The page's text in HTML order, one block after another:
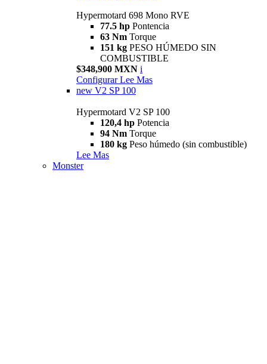
Hypermotard 698 Mono RVE
77.5 hp Pontencia
63 Nm Torque
151 kg PESO HÚMEDO SIN
COMBUSTIBLE
$348,900 MXN i
Configurar Lee Mas
new V2 SP 100
Hypermotard V2 SP 100
120,4 hp Potencia
94 Nm Torque
180 kg Peso húmedo (sin combustible)
Lee Mas
Monster